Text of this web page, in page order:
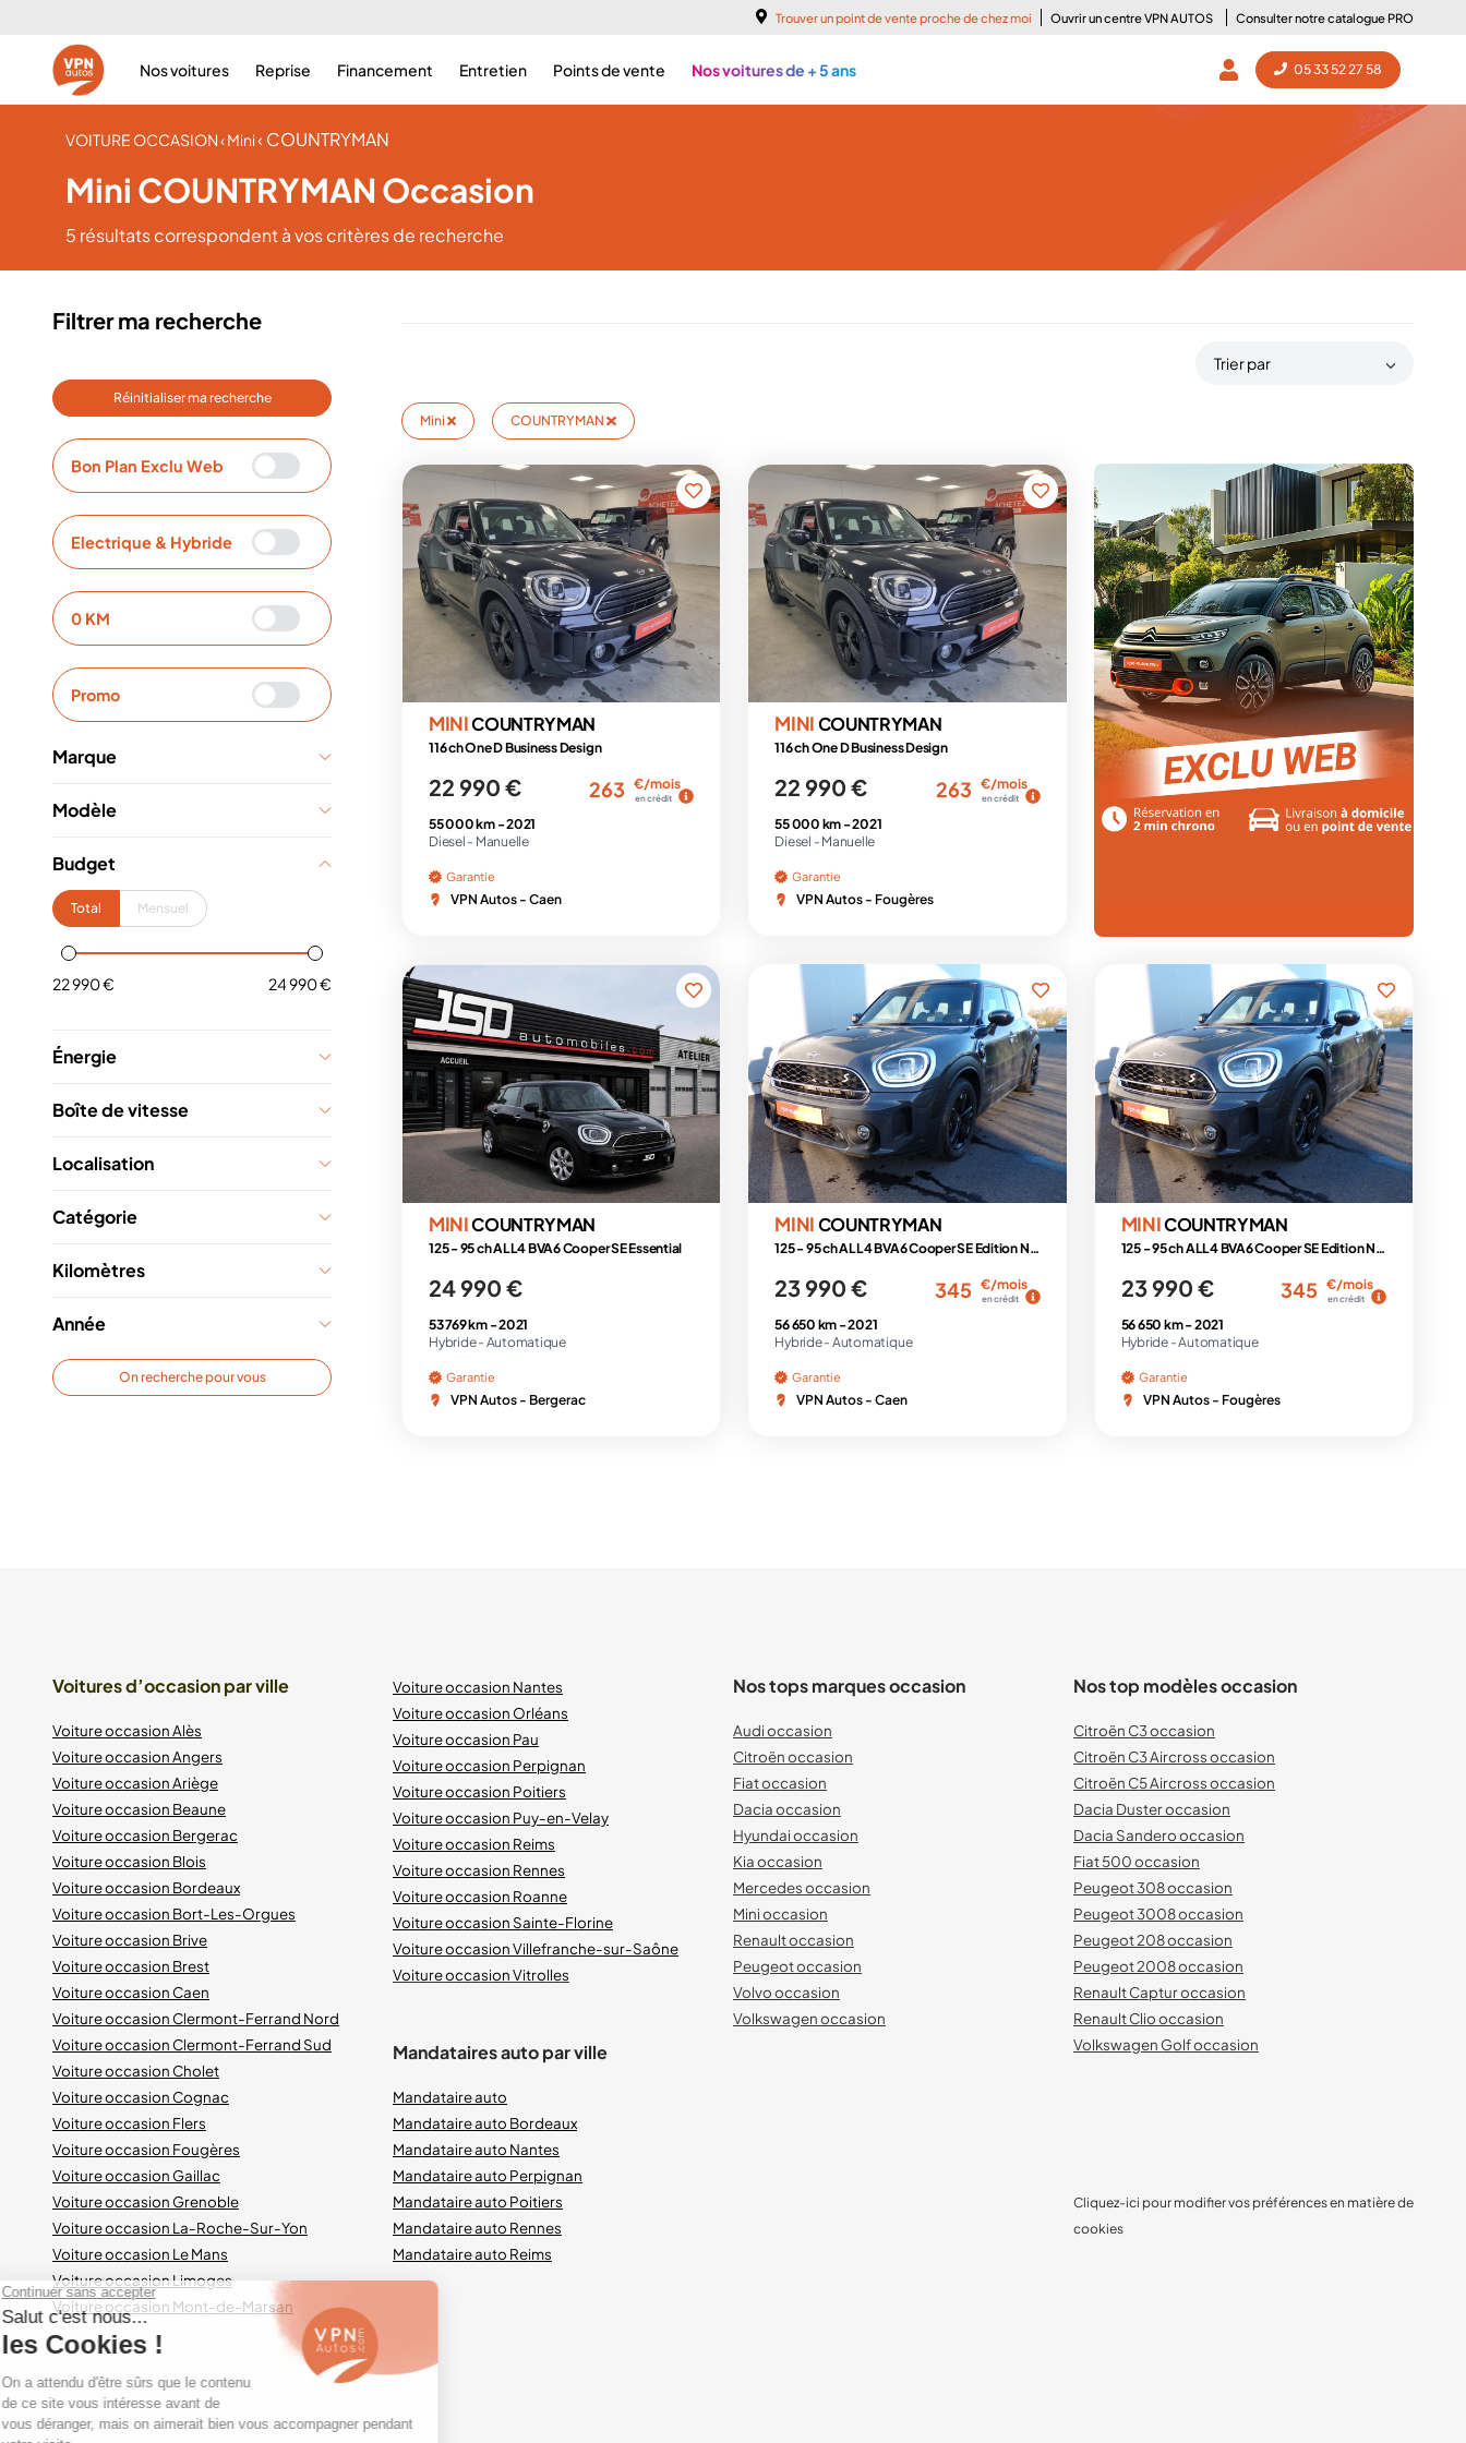
Trouver un point de vente proche de chez moi Ouvrir un centre VPN AUTOS Consulter notre catalogue PRO
05 33 52 27 58
Nos voitures Reprise Financement Entretien Points de vente Nos voitures de + 5 ans
VOITURE OCCASION‹ Mini‹ COUNTRYMAN
Mini COUNTRYMAN Occasion
5 résultatscorrespondent à vos critères de recherche
Filtrer ma recherche
Réinitialiser ma recherche
Bon Plan Exclu Web
Electrique & Hybride
0 KM
Promo
Marque
Modèle
Budget
Total Mensuel
22 990 € 24 990 €
Énergie
Boîte de vitesse
Localisation
Catégorie
Kilomètres
Année
On recherche pour vous
Trier par
Mini COUNTRYMAN
MINICOUNTRYMAN
116 ch One D Business Design
22 990 € 263 €/mois
en crédit
55 000 km -2021
Diesel - Manuelle
Garantie
VPN Autos - Caen
MINICOUNTRYMAN
116 ch One D Business Design
22 990 € 263 €/mois
en crédit
55 000 km -2021
Diesel - Manuelle
Garantie
VPN Autos - Fougères
MINICOUNTRYMAN
125 - 95 ch ALL4 BVA6 Cooper SE Essential
24 990 €
53 769 km -2021
Hybride - Automatique
Garantie
VPN Autos - Bergerac
MINICOUNTRYMAN
125 - 95 ch ALL4 BVA6 Cooper SE Edition Northwood
23 990 € 345 €/mois
en crédit
56 650 km -2021
Hybride - Automatique
Garantie
VPN Autos - Caen
MINICOUNTRYMAN
125 - 95 ch ALL4 BVA6 Cooper SE Edition Northwood
23 990 € 345 €/mois
en crédit
56 650 km -2021
Hybride -Automatique
Garantie
VPN Autos - Fougères
Voitures d’occasion par ville
Voiture occasion Alès
Voiture occasion Angers
Voiture occasion Ariège
Voiture occasion Beaune
Voiture occasion Bergerac
Voiture occasion Blois
Voiture occasion Bordeaux
Voiture occasion Bort-Les-Orgues
Voiture occasion Brive
Voiture occasion Brest
Voiture occasion Caen
Voiture occasion Clermont-Ferrand Nord
Voiture occasion Clermont-Ferrand Sud
Voiture occasion Cholet
Voiture occasion Cognac
Voiture occasion Flers
Voiture occasion Fougères
Voiture occasion Gaillac
Voiture occasion Grenoble
Voiture occasion La-Roche-Sur-Yon
Voiture occasion Le Mans
Voiture occasion Limoges
Voiture occasion Mont-de-Marsan
Voiture occasion Nantes
Voiture occasion Orléans
Voiture occasion Pau
Voiture occasion Perpignan
Voiture occasion Poitiers
Voiture occasion Puy-en-Velay
Voiture occasion Reims
Voiture occasion Rennes
Voiture occasion Roanne
Voiture occasion Sainte-Florine
Voiture occasion Villefranche-sur-Saône
Voiture occasion Vitrolles
Mandataires auto par ville
Mandataire auto
Mandataire auto Bordeaux
Mandataire auto Nantes
Mandataire auto Perpignan
Mandataire auto Poitiers
Mandataire auto Rennes
Mandataire auto Reims
Nos tops marques occasion
Audi occasion
Citroën occasion
Fiat occasion
Dacia occasion
Hyundai occasion
Kia occasion
Mercedes occasion
Mini occasion
Renault occasion
Peugeot occasion
Volvo occasion
Volkswagen occasion
Nos top modèles occasion
Citroën C3 occasion
Citroën C3 Aircross occasion
Citroën C5 Aircross occasion
Dacia Duster occasion
Dacia Sandero occasion
Fiat 500 occasion
Peugeot 308 occasion
Peugeot 3008 occasion
Peugeot 208 occasion
Peugeot 2008 occasion
Renault Captur occasion
Renault Clio occasion
Volkswagen Golf occasion
Cliquez-ici pour modifier vos préférences en matière de
cookies